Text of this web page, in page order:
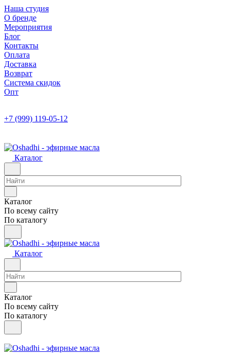
Наша студия
О бренде
Мероприятия
Блог
Контакты
Оплата
Доставка
Возврат
Система скидок
Опт
+7 (999) 119-05-12
Каталог
Каталог
По всему сайту
По каталогу
Каталог
Каталог
По всему сайту
По каталогу